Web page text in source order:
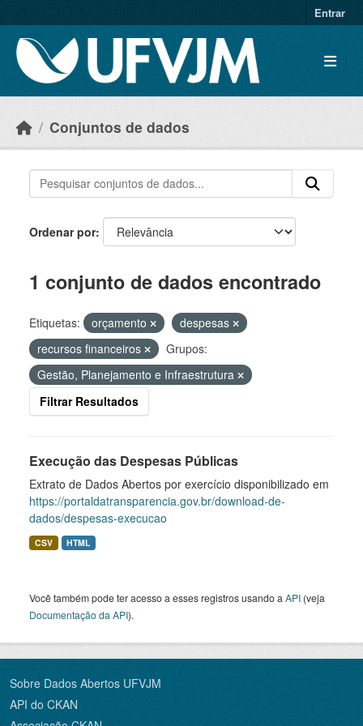
Entrar
Conjuntos de dados
Ordenar por
1 conjunto de dados encontrado
Etiquetas: orçamento
despesas
recursos financeiros
Grupos:
Gestão, Planejamento e Infraestrutura
Filtrar Resultados
Execução das Despesas Públicas
Extrato de Dados Abertos por exercício disponibilizado em
https://portaldatransparencia.gov.br/download-de-
dados/despesas-execucao
CSV HTML
Você também pode ter acesso a esses registros usando a API (veja
Documentação da API).
Sobre Dados Abertos UFVJM
API do CKAN